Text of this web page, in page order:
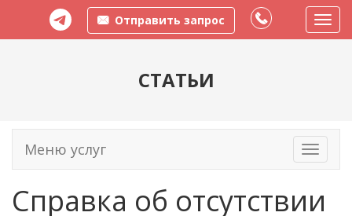
Отправить запрос
меню
СТАТЬИ
Toggle
Меню услуг
Справка об отсутствии